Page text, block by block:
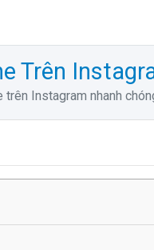
Trên
Instagram nhanh